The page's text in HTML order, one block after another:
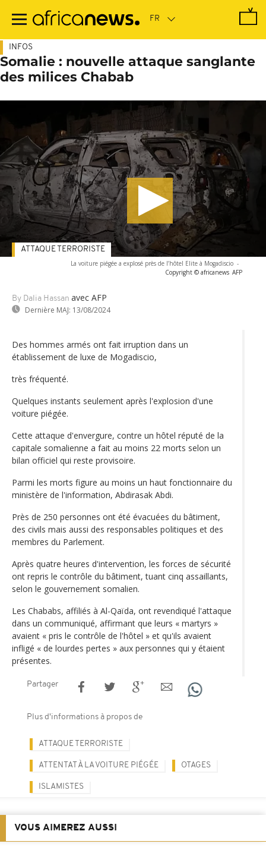
contenu
INFOS
Somalie : nouvelle attaque sanglante
des milices Chabab
La voiture piégée a explosé près de l’hôtel Elite à Mogadiscio -
Copyright © africanews AFP
By Dalia Hassan avec AFP
Dernière MAJ: 13/08/2024
ATTAQUE TERRORISTE
Des hommes armés ont fait irruption dans un
établissement de luxe de Mogadiscio,
très fréquenté.
Quelques instants seulement après l'explosion d'une
voiture piégée.
Cette attaque d'envergure, contre un hôtel réputé de la
capitale somalienne a fait au moins 22 morts selon un
bilan officiel qui reste provisoire.
Parmi les morts figure au moins un haut fonctionnaire du
ministère de l'information, Abdirasak Abdi.
Près de 250 personnes ont été évacuées du bâtiment,
des civils mais aussi des responsables politiques et des
membres du Parlement.
Après quatre heures d'intervention, les forces de sécurité
ont repris le contrôle du bâtiment, tuant cinq assaillants,
selon le gouvernement somalien.
Les Chababs, affiliés à Al-Qaïda, ont revendiqué l'attaque
dans un communiqué, affirmant que leurs « martyrs »
avaient « pris le contrôle de l'hôtel » et qu'ils avaient
infligé « de lourdes pertes » aux personnes qui y étaient
présentes.
Partager
Plus d'informations à propos de
ATTAQUE TERRORISTE
ATTENTAT À LA VOITURE PIÉGÉE OTAGES
ISLAMISTES
VOUS AIMEREZ AUSSI